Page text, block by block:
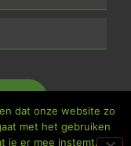
dat onze website zo
met het gebruiken
je er mee instemt.